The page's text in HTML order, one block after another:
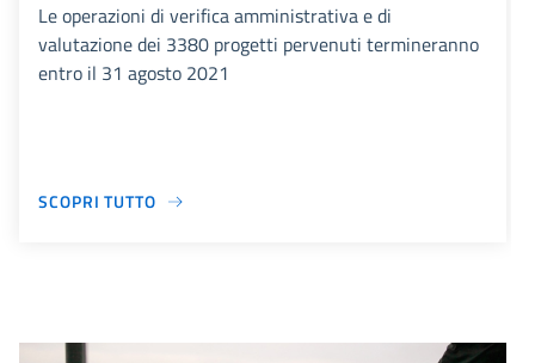
Le operazioni di verifica amministrativa e di
valutazione dei 3380 progetti pervenuti termineranno
entro il 31 agosto 2021
SCOPRI TUTTO